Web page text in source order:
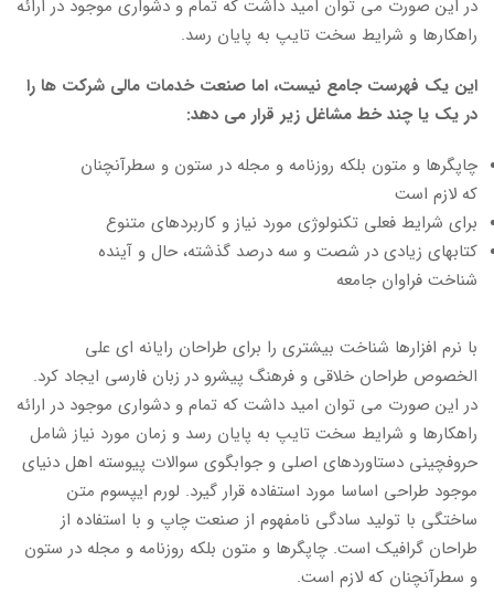
در این صورت می توان امید داشت که تمام و دشواری موجود در ارائه
راهکارها و شرایط سخت تایپ به پایان رسد.
این یک فهرست جامع نیست، اما صنعت خدمات مالی شرکت ها را
در یک یا چند خط مشاغل زیر قرار می دهد:
چاپگرها و متون بلکه روزنامه و مجله در ستون و سطرآنچنان
که لازم است
برای شرایط فعلی تکنولوژی مورد نیاز و کاربردهای متنوع
کتابهای زیادی در شصت و سه درصد گذشته، حال و آینده
شناخت فراوان جامعه
با نرم افزارها شناخت بیشتری را برای طراحان رایانه ای علی
الخصوص طراحان خلاقی و فرهنگ پیشرو در زبان فارسی ایجاد کرد.
در این صورت می توان امید داشت که تمام و دشواری موجود در ارائه
راهکارها و شرایط سخت تایپ به پایان رسد و زمان مورد نیاز شامل
حروفچینی دستاوردهای اصلی و جوابگوی سوالات پیوسته اهل دنیای
موجود طراحی اساسا مورد استفاده قرار گیرد. لورم ایپسوم متن
ساختگی با تولید سادگی نامفهوم از صنعت چاپ و با استفاده از
طراحان گرافیک است. چاپگرها و متون بلکه روزنامه و مجله در ستون
و سطرآنچنان که لازم است.